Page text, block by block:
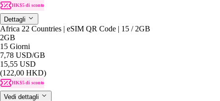
HK$5 di sconto
Dettagli
Africa 22 Countries | eSIM QR Code | 15 / 2GB
2GB
15 Giorni
7,78 USD/GB
15,55 USD
(122,00 HKD)
HK$5 di sconto
Vedi dettagli